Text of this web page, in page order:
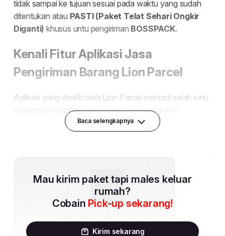
Baca selengkapnya
Mau kirim paket tapi males keluar
rumah?
Cobain Pick-up sekarang!
Kirim sekarang